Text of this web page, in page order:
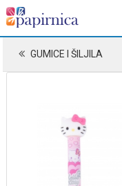
GUMICE I ŠILJILA